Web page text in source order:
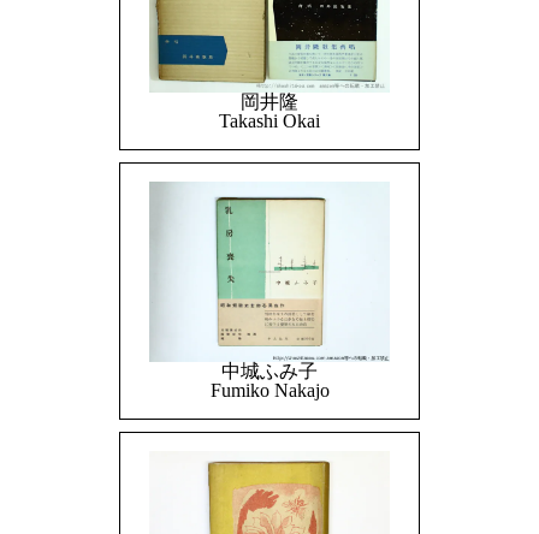
岡井隆
Takashi Okai
中城ふみ子
Fumiko Nakajo